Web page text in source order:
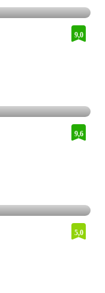
9,0
9,6
5,0